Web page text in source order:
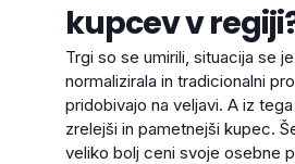
kupcev v
Trgi so se umirili, situacija se
normalizirala in tradicionalni
pridobivajo na veljavi. A iz
zrelejši in pametnejši kupec.
veliko bolj ceni svoje osebne